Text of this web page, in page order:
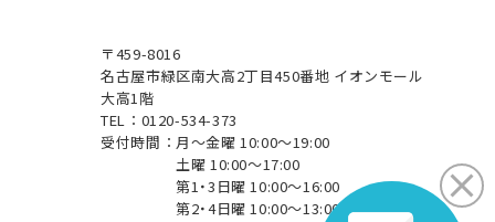
〒459-8016
名古屋市緑区南大高2丁目450番地 イオンモール
大高1階
TEL：0120-534-373
受付時間： 月～金曜 10:00～19:00
土曜 10:00～17:00
第1・3日曜 10:00～16:00
第2・4日曜 10:00～13:00